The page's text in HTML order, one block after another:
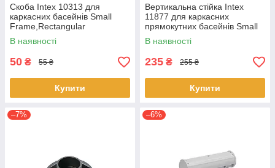
Скоба Intex 10313 для
каркасних басейнів Small
Frame,Rectangular
frame,Metal Frame
В наявності
50 ₴ 55 ₴
Купити
Вертикальна стійка Intex
11877 для каркасних
прямокутних басейнів Small
Frame,Rectangular frame
(28271)
В наявності
235 ₴ 255 ₴
Купити
–7% –6%